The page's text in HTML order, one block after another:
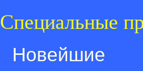
Специальные
Новейшие